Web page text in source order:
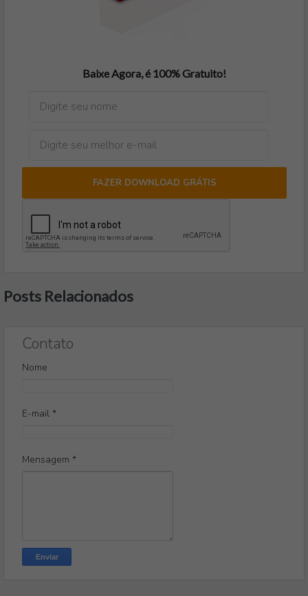
Baixe Agora, é 100% Gratuito!
FAZER DOWNLOAD GRÁTIS
Posts Relacionados
Contato
Nome
E-mail *
Mensagem *